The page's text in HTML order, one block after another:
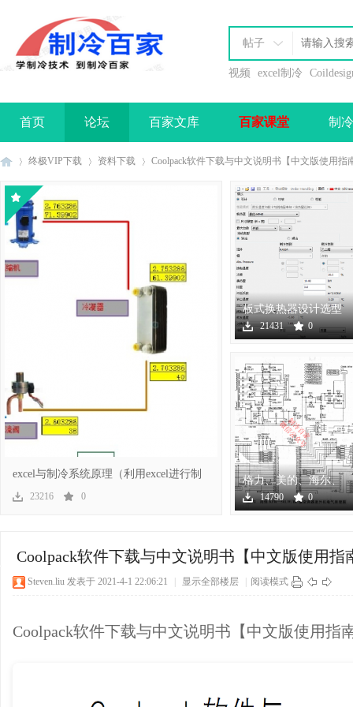
帖子
视频 excel制冷
首页 论坛 百家文库 百家课堂 制
办理会员
制
终极VIP下载 资料下载 Coolpack软件下载与中文说明书【中文版使用指
excel与制冷系统原理（利用excel进行制
冷系
23216 0
板式换热器设计选型
软件下载
21431 0
格力、美的、海尔、
海信、奥克斯几十个
空调
14790 0
Coolpack软件下载与中文说明书【中文版使用指
Steven.liu 发表于 2021-4-1 22:06:21 显示全部楼层 阅读模式
Coolpack软件下载与中文说明书【中文版使用指